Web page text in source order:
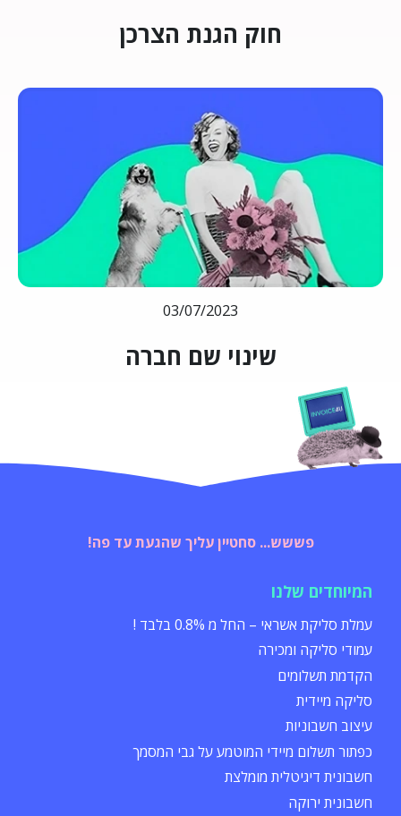
חוק הגנת הצרכן
03/07/2023
שינוי שם חברה
פששש... סחטיין עליך שהגעת עד פה!
המיוחדים שלנו
עמלת סליקת אשראי – החל מ 0.8% בלבד !
עמודי סליקה ומכירה
הקדמת תשלומים
סליקה מיידית
עיצוב חשבוניות
כפתור תשלום מיידי המוטמע על גבי המסמך
חשבונית דיגיטלית מומלצת
חשבונית ירוקה